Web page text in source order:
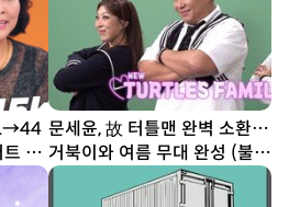
결
문세윤, 故 터틀맨 완벽 소환…
거북이와 여름 무대 완성 (불후
의 명곡)